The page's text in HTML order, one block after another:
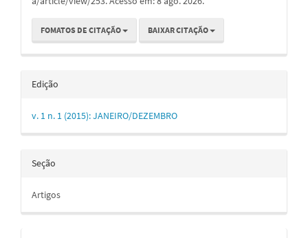
FOMATOS DE CITAÇÃO BAIXAR CITAÇÃO
Edição
v. 1 n. 1 (2015): JANEIRO/DEZEMBRO
Seção
Artigos